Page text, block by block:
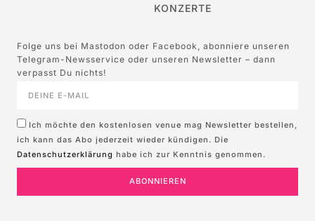
KONZERTE
Folge uns bei Mastodon oder Facebook, abonniere unseren
Telegram-Newsservice oder unseren Newsletter – dann
verpasst Du nichts!
Ich möchte den kostenlosen venue mag Newsletter bestellen,
ich kann das Abo jederzeit wieder kündigen. Die
Datenschutzerklärung habe ich zur Kenntnis genommen.
ABONNIEREN